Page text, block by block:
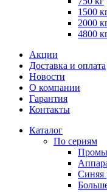
1500
2000
4800
Акции
Доставка и оплата
Новости
О компании
Гарантия
Контакты
Каталог
По сериям
Синяя